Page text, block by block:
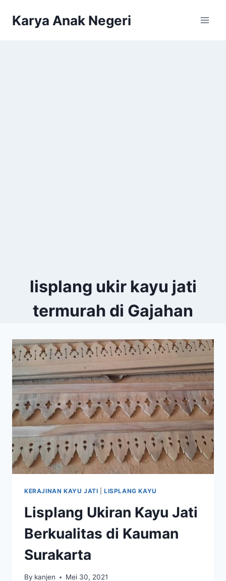
Karya Anak Negeri
lisplang ukir kayu jati
termurah di Gajahan
KERAJINAN KAYU JATI |LISPLANG KAYU
Lisplang Ukiran Kayu Jati
Berkualitas di Kauman
Surakarta
By kanjen Mei 30, 2021